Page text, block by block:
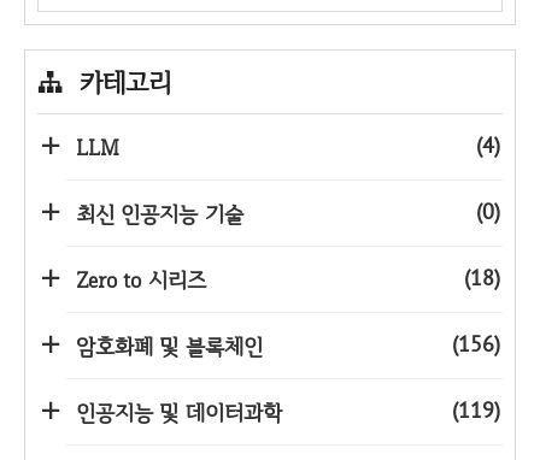
카테고리
LLM (4)
최신 인공지능 기술 (0)
Zero to 시리즈 (18)
암호화폐 및 블록체인 (156)
인공지능 및 데이터과학 (119)